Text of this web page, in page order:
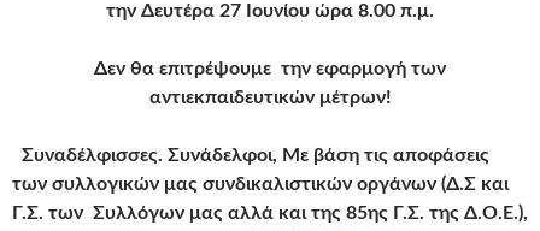
την Δευτέρα 27 Ιουνίου ώρα 8.00 π.μ.
Δεν θα επιτρέψουμε την εφαρμογή των
αντιεκπαιδευτικών μέτρων!
Συναδέλφισσες. Συνάδελφοι, Με βάση τις αποφάσεις
των συλλογικών μας συνδικαλιστικών οργάνων (Δ.Σ και
Γ.Σ. των Συλλόγων μας αλλά και της 85ης Γ.Σ. της Δ.Ο.Ε.),